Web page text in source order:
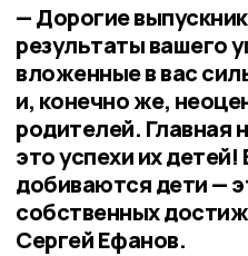
— Дорогие
результаты вашего
вложенные в вас
и, конечно же,
родителей. Главная
это успехи их детей!
добиваются дети —
собственных
Сергей Ефанов.